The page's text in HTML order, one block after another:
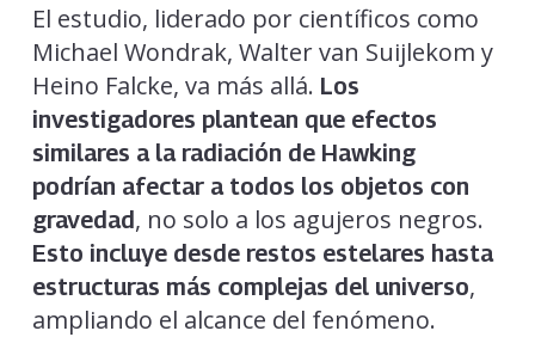
El estudio, liderado por científicos como
Michael Wondrak, Walter van Suijlekom y
Heino Falcke, va más allá. Los
investigadores plantean que efectos
similares a la radiación de Hawking
podrían afectar a todos los objetos con
gravedad, no solo a los agujeros negros.
Esto incluye desde restos estelares hasta
estructuras más complejas del universo,
ampliando el alcance del fenómeno.